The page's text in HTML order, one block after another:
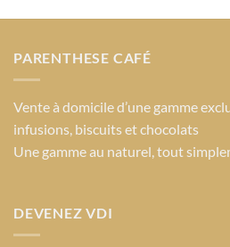
PARENTHESE CAFÉ
Vente à domicile d’une gamme
infusions, biscuits et chocolats
Une gamme au naturel, tout
DEVENEZ VDI